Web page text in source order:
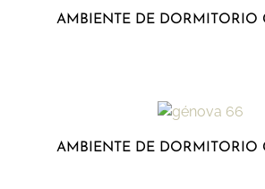
AMBIENTE DE DORMITORIO
AMBIENTE DE DORMITORIO